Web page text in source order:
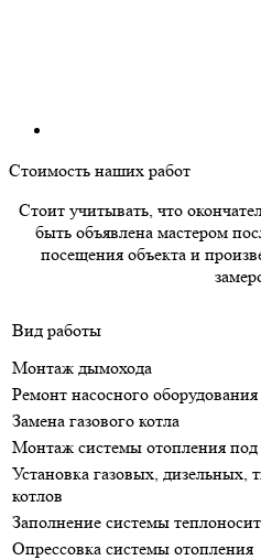
Стоимость наших работ
Стоит учитывать, что
быть объявлена мастером
посещения объекта и
Вид работы
Монтаж дымохода
Ремонт насосного оборудования
Замена газового котла
Монтаж системы отопления
Установка газовых, дизельных,
котлов
Заполнение системы
Опрессовка системы отопления